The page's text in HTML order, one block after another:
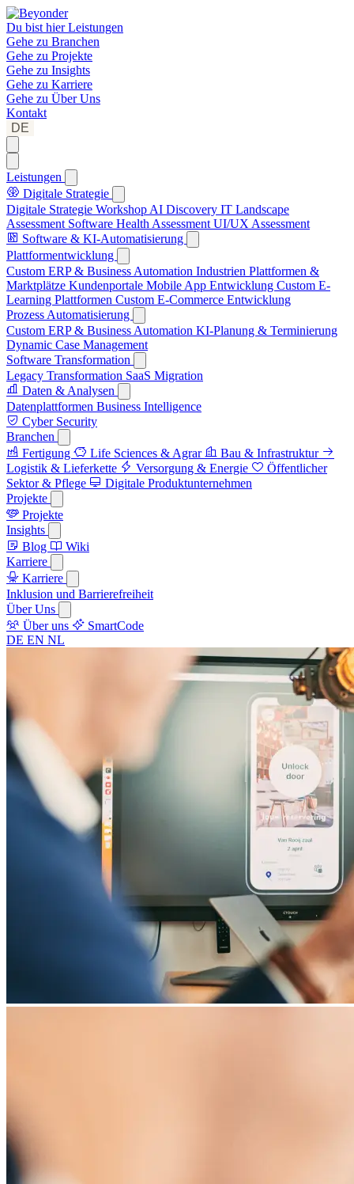
Du bist hierLeistungen
Gehe zu Branchen
Gehe zu Projekte
Gehe zu Insights
Gehe zu Karriere
Gehe zu Über Uns
Kontakt
DE
Leistungen
Digitale Strategie
Digitale Strategie Workshop AI Discovery IT Landscape
Assessment Software Health Assessment UI/UX Assessment
Software & KI-Automatisierung
Plattformentwicklung
Custom ERP & Business Automation Industrien Plattformen &
Marktplätze Kundenportale Mobile App Entwicklung Custom E-
Learning Plattformen Custom E-Commerce Entwicklung
Prozess Automatisierung
Custom ERP & Business Automation KI-Planung & Terminierung
Dynamic Case Management
Software Transformation
Legacy Transformation SaaS Migration
Daten & Analysen
Datenplattformen Business Intelligence
Cyber Security
Branchen
Fertigung
Life Sciences & Agrar
Bau & Infrastruktur
Logistik & Lieferkette
Versorgung & Energie
Öffentlicher
Sektor & Pflege
Digitale Produktunternehmen
Projekte
Projekte
Insights
Blog
Wiki
Karriere
Karriere
Inklusion und Barrierefreiheit
Über Uns
Über uns
SmartCode
DE EN NL